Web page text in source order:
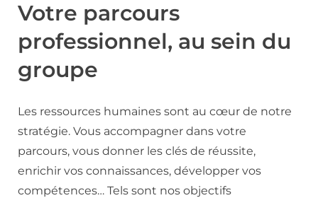
Votre parcours
professionnel, au sein du
groupe
Les ressources humaines sont au cœur de notre
stratégie. Vous accompagner dans votre
parcours, vous donner les clés de réussite,
enrichir vos connaissances, développer vos
compétences… Tels sont nos objectifs